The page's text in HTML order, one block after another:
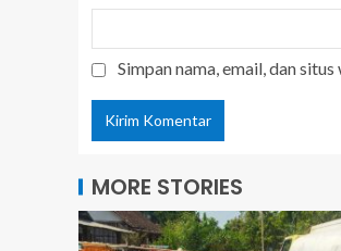
Simpan nama, email, dan
MORE STORIES